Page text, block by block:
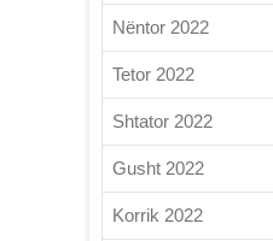
Nëntor 2022
Tetor 2022
Shtator 2022
Gusht 2022
Korrik 2022